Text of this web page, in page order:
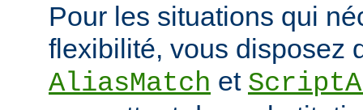
Pour les situations qui
flexibilité, vous disposez
AliasMatch et